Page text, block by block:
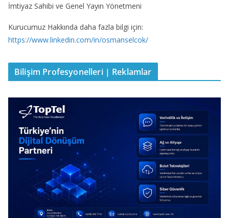
İmtiyaz Sahibi ve Genel Yayın Yönetmeni
Kurucumuz Hakkında daha fazla bilgi için:
https://www.linkedin.com/in/osmanselcok/
Bilişim Profesyonelleri | Reklamlar